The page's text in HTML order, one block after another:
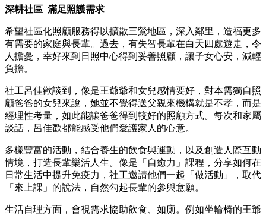
深耕社區 滿足照護需求
希望社區化照顧服務得以擴散三鶯地區，深入鄰里，造福更多
有需要的家庭與長輩。過去，有失智長輩在白天四處遊走，令
人擔憂，幸好來到日照中心得到妥善照顧，讓子女心安，減輕
負擔。
社工呂佳歡談到，像是王爺爺和女兒感情要好，對本需獨自照
顧爸爸的女兒來說，她並不覺得送父親來機構就是不孝，而是
經理性考量，如此能讓爸爸得到較好的照顧方式。每次和家屬
談話，呂佳歡都能感受他們愛護家人的心意。
多樣豐富的活動，結合養生的飲食與運動，以及創造人際互動
情境，打造長輩樂活人生。像是「自癒力」課程，分享如何在
日常生活中提升免疫力，社工邀請他們一起「做活動」，取代
「來上課」的說法，自然勾起長輩的參與意願。
生活自理方面，會視需求協助飲食、如廁。例如坐輪椅的王爺